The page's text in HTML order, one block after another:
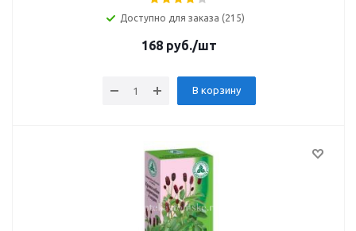
Доступно для заказа (215)
168руб./шт
В корзину